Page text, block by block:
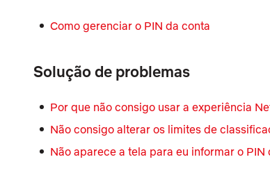
Como gerenciar o PIN da conta
Solução de problemas
Por que não consigo usar a experiência
Não consigo alterar os limites de
Não aparece a tela para eu informar o